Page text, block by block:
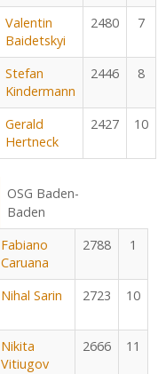
Valentin
Baidetskyi
2480 7
Stefan
Kindermann
2446 8
Gerald
Hertneck
2427 10
OSG Baden-
Baden
Fabiano
Caruana
2788 1
Nihal Sarin 2723 10
Nikita
Vitiugov
2666 11